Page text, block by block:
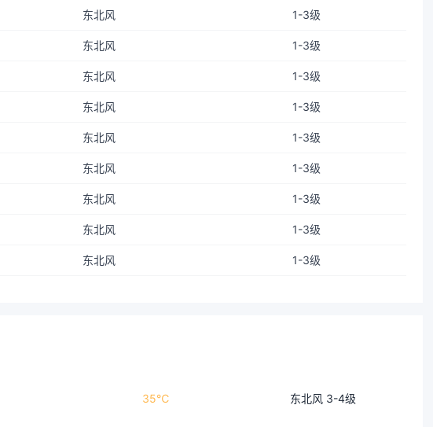
东北风 1-3级
东北风 1-3级
东北风 1-3级
东北风 1-3级
东北风 1-3级
东北风 1-3级
东北风 1-3级
东北风 1-3级
东北风 1-3级
35℃ 东北风 3-4级